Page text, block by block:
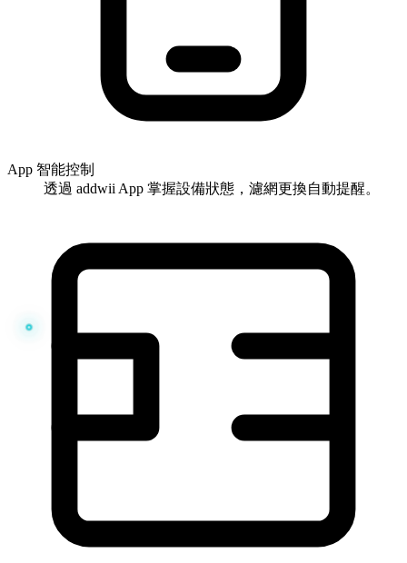
App 智能控制
透過 addwii App 掌握設備狀態，濾網更換自動提醒。